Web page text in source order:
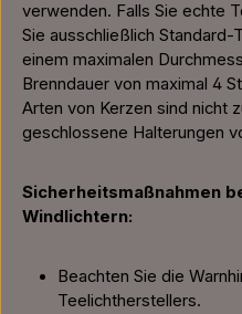
verwenden. Falls Sie echte
Sie ausschließlich
einem maximalen
Brenndauer von maximal 4
Arten von Kerzen sind nicht
geschlossene Halterungen
Sicherheitsmaßnahmen
Windlichtern:
Beachten Sie die
Teelichtherstellers.